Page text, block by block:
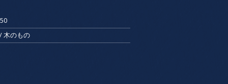
木のもの